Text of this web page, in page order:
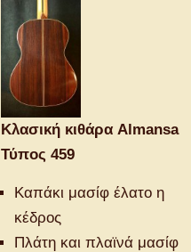
Κλασική κιθάρα Almansa
Τύπος 459
Καπάκι μασίφ έλατο η
κέδρος
Πλάτη και πλαϊνά μασίφ